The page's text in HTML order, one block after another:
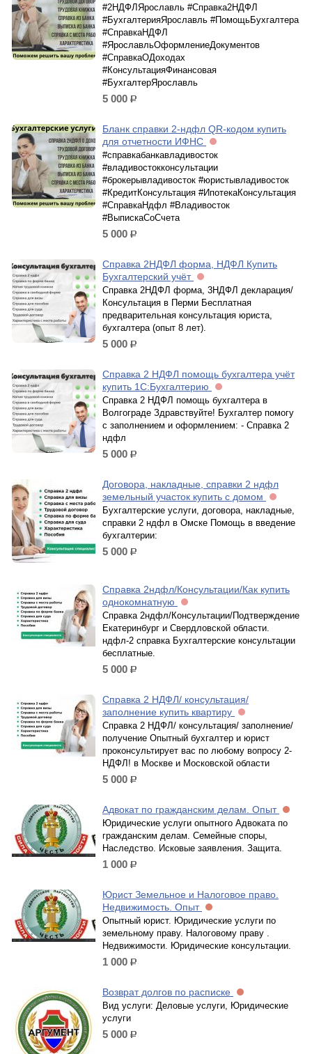
#2НДФЛЯрославль #Справка2НДФЛ
#БухгалтерияЯрославль #ПомощьБухгалтера
#СправкаНДФЛ
#ЯрославльОформлениеДокументов
#СправкаОДоходах
#КонсультацияФинансовая
#БухгалтерЯрославль
5 000 р.
Бланк справки 2-ндфл QR-кодом купить
для отчетности ИФНС
#справкабанкавладивосток
#владивостокконсультации
#брокерывладивосток #юристывладивосток
#КредитКонсультация #ИпотекаКонсультация
#СправкаНдфл #Владивосток
#ВыпискаСоСчета
5 000 р.
Справка 2НДФЛ форма, НДФЛ Купить
Бухгалтерский учёт
Справка 2НДФЛ форма, 3НДФЛ декларация/
Консультация в Перми Бесплатная
предварительная консультация юриста,
бухгалтера (опыт 8 лет).
5 000 р.
Справка 2 НДФЛ помощь бухгалтера учёт
купить 1С:Бухгалтерию
Справка 2 НДФЛ помощь бухгалтера в
Волгограде Здравствуйте! Бухгалтер помогу
с заполнением и оформлением: - Справка 2
ндфл
5 000 р.
Договора, накладные, справки 2 ндфл
земельный участок купить с домом
Бухгалтерские услуги, договора, накладные,
справки 2 ндфл в Омске Помощь в введение
бухгалтерии:
5 000 р.
Справка 2ндфл/Консультации/Как купить
однокомнатную
Справка 2ндфл/Консультации/Подтверждение
Екатеринбург и Свердловской области.
ндфл-2 справка Бухгалтерские консультации
бесплатные.
5 000 р.
Справка 2 НДФЛ/ консультация/
заполнение купить квартиру
Справка 2 НДФЛ/ консультация/ заполнение/
получение Опытный бухгалтер и юрист
проконсультирует вас по любому вопросу 2-
НДФЛ! в Москве и Московской области
5 000 р.
Адвокат по гражданским делам. Опыт
Юридические услуги опытного Адвоката по
гражданским делам. Семейные споры,
Наследство. Исковые заявления. Защита.
1 000 р.
Юрист Земельное и Налоговое право.
Недвижимость. Опыт
Опытный юрист. Юридические услуги по
земельному праву. Налоговому праву .
Недвижимости. Юридические консультации.
1 000 р.
Возврат долгов по расписке
Вид услуги: Деловые услуги, Юридические
услуги
5 000 р.